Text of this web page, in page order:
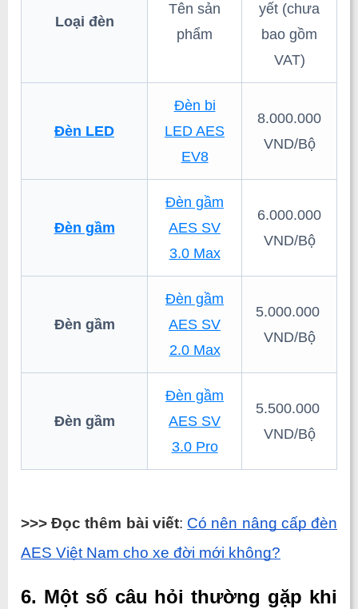
Loại đèn
Tên sản
phẩm
yết (chưa
bao gồm
VAT)
Đèn LED
Đèn bi
LED AES
EV8
8.000.000
VND/Bộ
Đèn gầm
Đèn gầm
AES SV
3.0 Max
6.000.000
VND/Bộ
Đèn gầm
Đèn gầm
AES SV
2.0 Max
5.000.000
VND/Bộ
Đèn gầm
Đèn gầm
AES SV
3.0 Pro
5.500.000
VND/Bộ
>>> Đọc thêm bài viết: Có nên nâng cấp đèn
AES Việt Nam cho xe đời mới không?
6. Một số câu hỏi thường gặp khi